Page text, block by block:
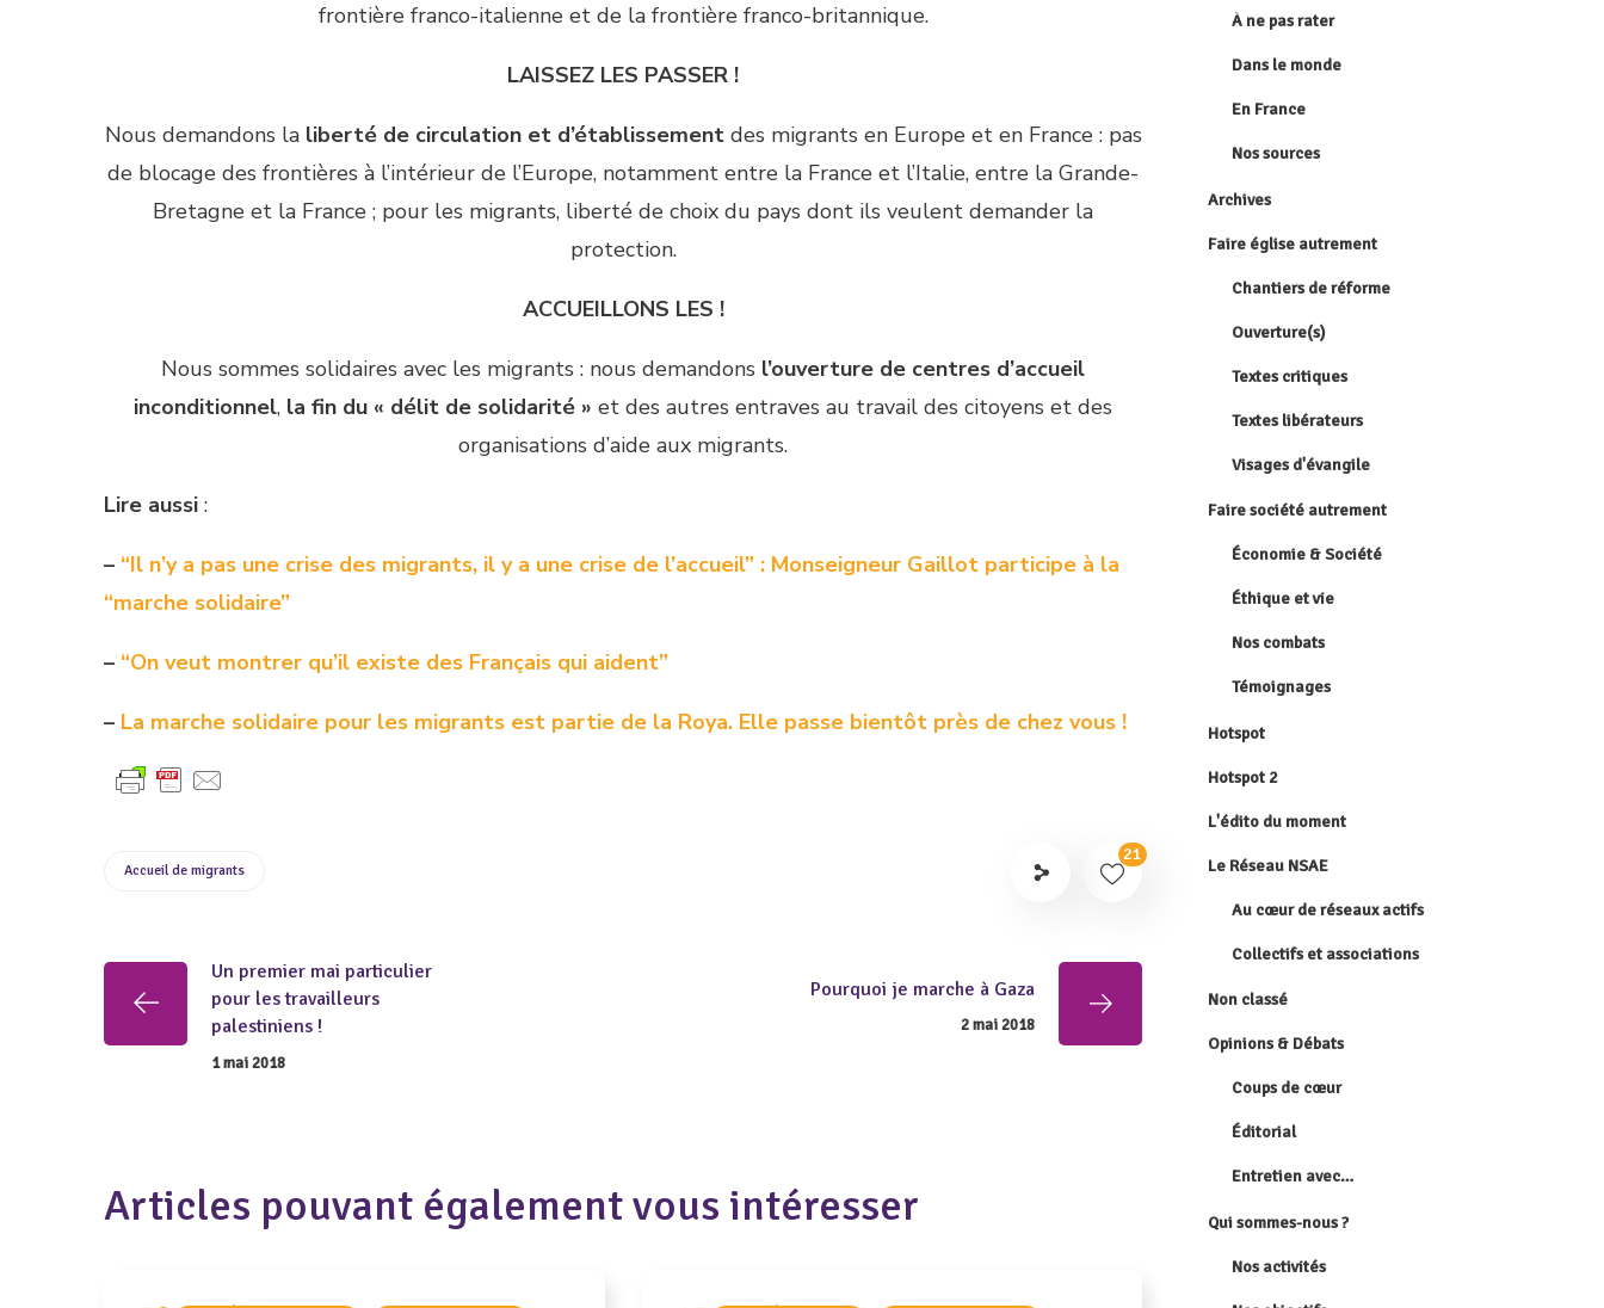
frontière franco-italienne et de la frontière franco-britannique.
LAISSEZ LES PASSER !
Nous demandons la liberté de circulation et d’établissement des migrants en Europe et en France : pas
de blocage des frontières à l’intérieur de l’Europe, notamment entre la France et l’Italie, entre la Grande-
Bretagne et la France ; pour les migrants, liberté de choix du pays dont ils veulent demander la
protection.
ACCUEILLONS LES !
Nous sommes solidaires avec les migrants : nous demandons l’ouverture de centres d’accueil
inconditionnel, la fin du « délit de solidarité » et des autres entraves au travail des citoyens et des
organisations d’aide aux migrants.
Lire aussi :
– “Il n’y a pas une crise des migrants, il y a une crise de l’accueil” : Monseigneur Gaillot participe à la
“marche solidaire”
– “On veut montrer qu’il existe des Français qui aident”
– La marche solidaire pour les migrants est partie de la Roya. Elle passe bientôt près de chez vous !
Accueil de migrants
21
Un premier mai particulier
pour les travailleurs
palestiniens !
1 mai 2018
Pourquoi je marche à Gaza
2 mai 2018
Articles pouvant également vous intéresser
À ne pas rater
Dans le monde
En France
Nos sources
Archives
Faire église autrement
Chantiers de réforme
Ouverture(s)
Textes critiques
Textes libérateurs
Visages d'évangile
Faire société autrement
Économie & Société
Éthique et vie
Nos combats
Témoignages
Hotspot
Hotspot 2
L'édito du moment
Le Réseau NSAE
Au cœur de réseaux actifs
Collectifs et associations
Non classé
Opinions & Débats
Coups de cœur
Éditorial
Entretien avec…
Qui sommes-nous ?
Nos activités